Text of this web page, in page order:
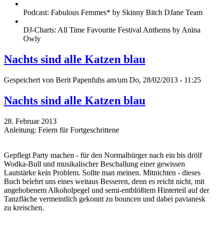
Podcast: Fabulous Femmes* by Skinny Bitch DJane Team
DJ-Charts: All Time Favourite Festival Anthems by Anina
Owly
Nachts sind alle Katzen blau
Gespeichert von Berit Papenfuhs am/um Do, 28/02/2013 - 11:25
Nachts sind alle Katzen blau
28. Februar 2013
Anleitung: Feiern für Fortgeschrittene
Gepflegt Party machen - für den Normalbürger nach ein bis drölf
Wodka-Bull und musikalischer Beschallung einer gewissen
Lautstärke kein Problem. Sollte man meinen. Mitnichten - dieses
Buch belehrt uns eines weitaus Besseren, denn es reicht nicht, mit
angehobenem Alkoholpegel und semi-entblößtem Hinterteil auf der
Tanzfläche vermeintlich gekonnt zu bouncen und dabei pavianesk
zu kreischen.